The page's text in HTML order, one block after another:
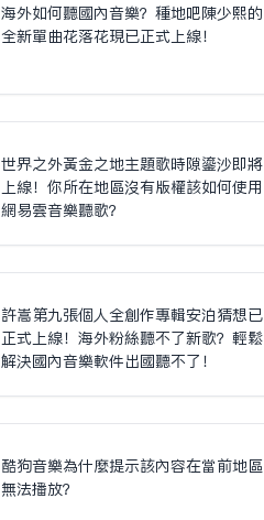
海外如何聽國內音樂？種地吧陳少熙的
全新單曲花落花現已正式上線！
世界之外黃金之地主題歌時隙鎏沙即將
上線！你所在地區沒有版權該如何使用
網易雲音樂聽歌？
許嵩第九張個人全創作專輯安泊猜想已
正式上線！海外粉絲聽不了新歌？輕鬆
解決國內音樂軟件出國聽不了！
酷狗音樂為什麼提示該內容在當前地區
無法播放？